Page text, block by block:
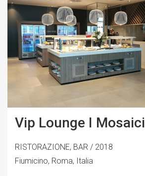
Vip Lounge I Mosaici
RISTORAZIONE, BAR / 2018
Fiumicino, Roma, Italia